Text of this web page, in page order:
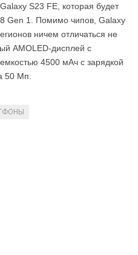
S23 FE, которая будет
Gen 1. Помимо чипов, Galaxy
ничем отличаться не
AMOLED-дисплей с
4500 мАч с зарядкой
50 Мп.